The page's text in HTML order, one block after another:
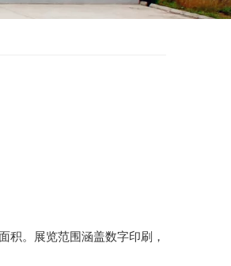
积。展览范围涵盖数字印刷，